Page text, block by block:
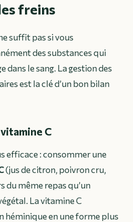
freins
suffit pas si vous
des substances qui
dans le sang. La gestion des
est la clé d’un bon bilan
vitamine C
efficace : consommer une
(jus de citron, poivron cru,
du même repas qu’un
La vitamine C
héminique en une forme plus